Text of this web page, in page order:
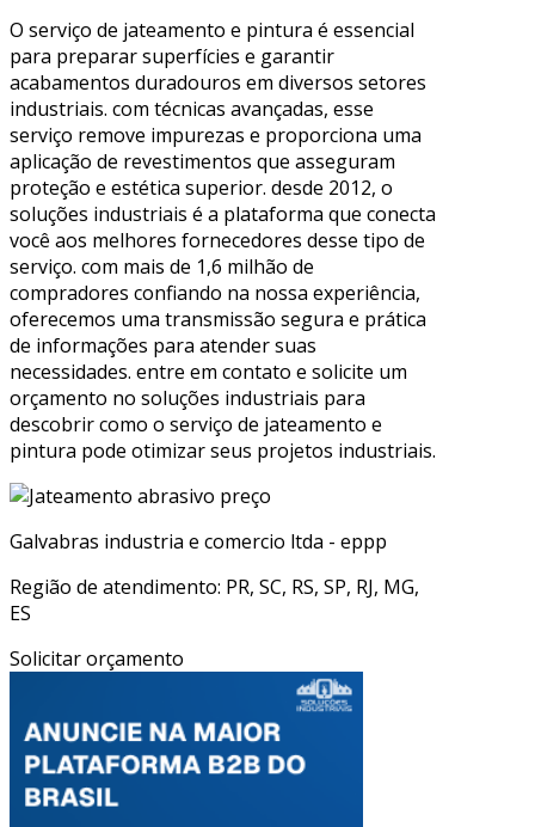
O serviço de jateamento e pintura é essencial
para preparar superfícies e garantir
acabamentos duradouros em diversos setores
industriais. com técnicas avançadas, esse
serviço remove impurezas e proporciona uma
aplicação de revestimentos que asseguram
proteção e estética superior. desde 2012, o
soluções industriais é a plataforma que conecta
você aos melhores fornecedores desse tipo de
serviço. com mais de 1,6 milhão de
compradores confiando na nossa experiência,
oferecemos uma transmissão segura e prática
de informações para atender suas
necessidades. entre em contato e solicite um
orçamento no soluções industriais para
descobrir como o serviço de jateamento e
pintura pode otimizar seus projetos industriais.
Galvabras industria e comercio ltda - eppp
Região de atendimento: PR, SC, RS, SP, RJ, MG,
ES
Solicitar orçamento